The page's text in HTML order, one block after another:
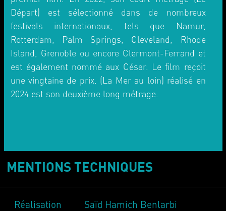
Départ) est sélectionné dans de nombreux
festivals internationaux, tels que Namur,
Rotterdam, Palm Springs, Cleveland, Rhode
Island, Grenoble ou encore Clermont-Ferrand et
est également nommé aux César. Le film reçoit
une vingtaine de prix. (La Mer au loin) réalisé en
2024 est son deuxième long métrage.
MENTIONS TECHNIQUES
Réalisation Saïd Hamich Benlarbi